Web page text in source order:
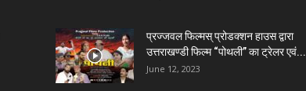
प्रज्जवल फिल्मस् प्रोडक्शन हाउस द्वारा
उत्तराखण्डी फिल्म “पोथली” का ट्रेलर एवं...
June 12, 2023